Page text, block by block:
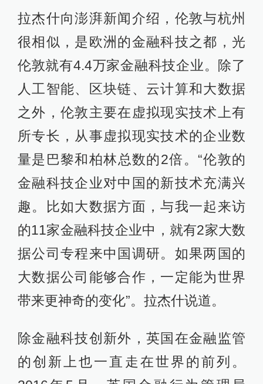
拉杰什向澎湃新闻介绍，伦敦与杭州
很相似，是欧洲的金融科技之都，光
伦敦就有4.4万家金融科技企业。除了
人工智能、区块链、云计算和大数据
之外，伦敦主要在虚拟现实技术上有
所专长，从事虚拟现实技术的企业数
量是巴黎和柏林总数的2倍。“伦敦的
金融科技企业对中国的新技术充满兴
趣。比如大数据方面，与我一起来访
的11家金融科技企业中，就有2家大数
据公司专程来中国调研。如果两国的
大数据公司能够合作，一定能为世界
带来更神奇的变化”。拉杰什说道。
除金融科技创新外，英国在金融监管
的创新上也一直走在世界的前列。